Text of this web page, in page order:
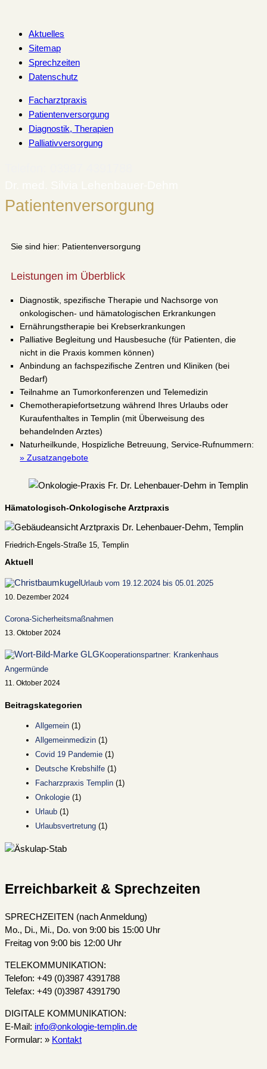
springenAktuelles
Sitemap
Sprechzeiten
Datenschutz
Facharztpraxis
Patientenversorgung
Diagnostik, Therapien
Palliativversorgung
Patientenversorgung
Sie sind hier: Patientenversorgung
Leistungen im Überblick
Diagnostik, spezifische Therapie und Nachsorge von
onkologischen- und hämatologischen Erkrankungen
Ernährungstherapie bei Krebserkrankungen
Palliative Begleitung und Hausbesuche (für Patienten, die
nicht in die Praxis kommen können)
Anbindung an fachspezifische Zentren und Kliniken (bei
Bedarf)
Teilnahme an Tumorkonferenzen und Telemedizin
Chemotherapiefortsetzung während Ihres Urlaubs oder
Kuraufenthaltes in Templin (mit Überweisung des
behandelnden Arztes)
Naturheilkunde, Hospizliche Betreuung, Service-Rufnummern:
» Zusatzangebote
Hämatologisch-Onkologische Arztpraxis
Friedrich-Engels-Straße 15, Templin
Aktuell
Urlaub vom 19.12.2024 bis 05.01.2025
10. Dezember 2024
Corona-Sicherheitsmaßnahmen
13. Oktober 2024
Kooperationspartner: Krankenhaus
Angermünde
11. Oktober 2024
Beitragskategorien
Allgemein(1)
Allgemeinmedizin(1)
Covid 19 Pandemie(1)
Deutsche Krebshilfe(1)
Facharzpraxis Templin(1)
Onkologie(1)
Urlaub(1)
Urlaubsvertretung(1)
Erreichbarkeit & Sprechzeiten
SPRECHZEITEN (nach Anmeldung)
Mo., Di., Mi., Do. von 9:00 bis 15:00 Uhr
Freitag von 9:00 bis 12:00 Uhr
TELEKOMMUNIKATION:
Telefon: +49 (0)3987 4391788
Telefax: +49 (0)3987 4391790
DIGITALE KOMMUNIKATION:
E-Mail: info@onkologie-templin.de
Formular: » Kontakt